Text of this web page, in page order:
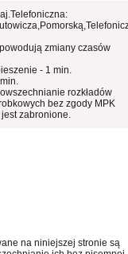
zmiany czasów
- 1 min.
rozkładów
bez zgody MPK
jest zabronione.
na niniejszej stronie są